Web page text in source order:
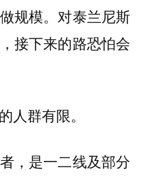
规模。对泰兰尼斯
接下来的路恐怕会
人群有限。
，是一二线及部分